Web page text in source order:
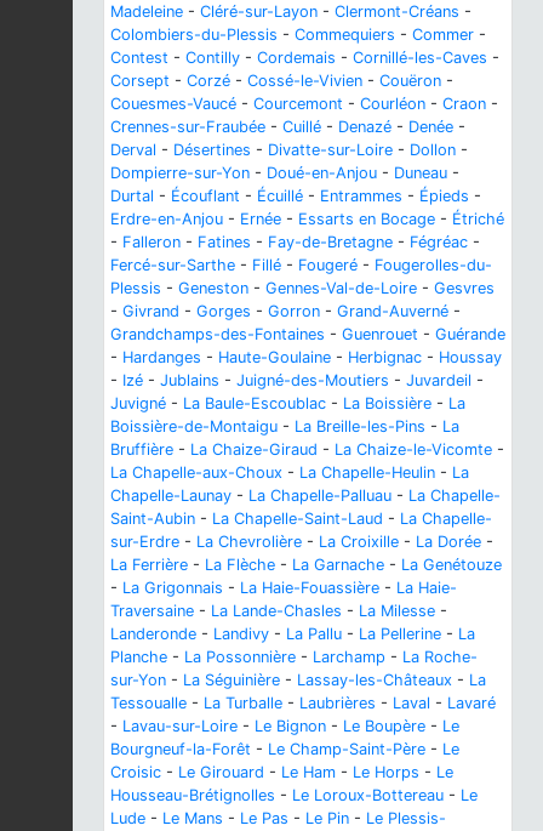
Madeleine - Cléré-sur-Layon - Clermont-Créans -
Colombiers-du-Plessis - Commequiers - Commer -
Contest - Contilly - Cordemais - Cornillé-les-Caves -
Corsept - Corzé - Cossé-le-Vivien - Couëron -
Couesmes-Vaucé - Courcemont - Courléon - Craon -
Crennes-sur-Fraubée - Cuillé - Denazé - Denée -
Derval - Désertines - Divatte-sur-Loire - Dollon -
Dompierre-sur-Yon - Doué-en-Anjou - Duneau -
Durtal - Écouflant - Écuillé - Entrammes - Épieds -
Erdre-en-Anjou - Ernée - Essarts en Bocage - Étriché
- Falleron - Fatines - Fay-de-Bretagne - Fégréac -
Fercé-sur-Sarthe - Fillé - Fougeré - Fougerolles-du-
Plessis - Geneston - Gennes-Val-de-Loire - Gesvres
- Givrand - Gorges - Gorron - Grand-Auverné -
Grandchamps-des-Fontaines - Guenrouet - Guérande
- Hardanges - Haute-Goulaine - Herbignac - Houssay
- Izé - Jublains - Juigné-des-Moutiers - Juvardeil -
Juvigné - La Baule-Escoublac - La Boissière - La
Boissière-de-Montaigu - La Breille-les-Pins - La
Bruffière - La Chaize-Giraud - La Chaize-le-Vicomte -
La Chapelle-aux-Choux - La Chapelle-Heulin - La
Chapelle-Launay - La Chapelle-Palluau - La Chapelle-
Saint-Aubin - La Chapelle-Saint-Laud - La Chapelle-
sur-Erdre - La Chevrolière - La Croixille - La Dorée -
La Ferrière - La Flèche - La Garnache - La Genétouze
- La Grigonnais - La Haie-Fouassière - La Haie-
Traversaine - La Lande-Chasles - La Milesse -
Landeronde - Landivy - La Pallu - La Pellerine - La
Planche - La Possonnière - Larchamp - La Roche-
sur-Yon - La Séguinière - Lassay-les-Châteaux - La
Tessoualle - La Turballe - Laubrières - Laval - Lavaré
- Lavau-sur-Loire - Le Bignon - Le Boupère - Le
Bourgneuf-la-Forêt - Le Champ-Saint-Père - Le
Croisic - Le Girouard - Le Ham - Le Horps - Le
Housseau-Brétignolles - Le Loroux-Bottereau - Le
Lude - Le Mans - Le Pas - Le Pin - Le Plessis-